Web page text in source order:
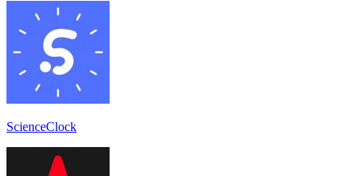
ScienceClock